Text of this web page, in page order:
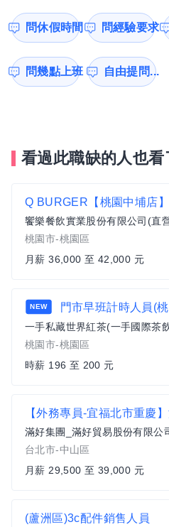
問休假時間 問經驗要求
問幾點上班 自由提問...
看過此職缺的人也看
饗樂餐飲實業股份有限公司(直
桃園市-桃園區
月薪 36,000 至 42,000 元
NEW 門市早班計時人員(
一手私藏世界紅茶(一手國際茶
桃園市-桃園區
時薪 196 至 200 元
滿好集團_滿好貿易股份有限公
台北市-中山區
月薪 29,500 至 39,000 元
(蘆洲區)3c配件銷售人員